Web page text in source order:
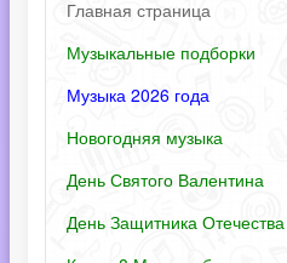
Главная страница
Музыкальные подборки
Музыка 2026 года
Новогодняя музыка
День Святого Валентина
День Защитника Отечества